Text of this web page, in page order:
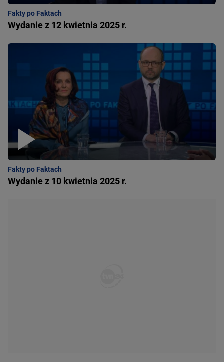
Fakty po Faktach
Wydanie z 12 kwietnia 2025 r.
Fakty po Faktach
Wydanie z 10 kwietnia 2025 r.